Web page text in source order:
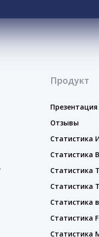
Продукт
Презентация
Отзывы
Статистика
Статистика
Статистика
Статистика
Статистика
Статистика
Статистика